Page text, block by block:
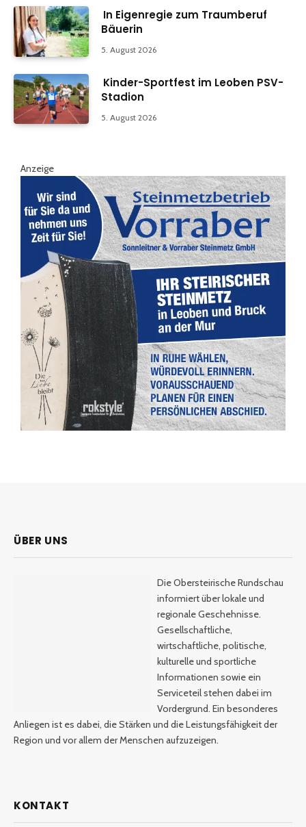
In Eigenregie zum Traumberuf
Bäuerin
5. August 2026
Kinder-Sportfest im Leoben PSV-
Stadion
5. August 2026
Anzeige
ÜBER UNS
Die Obersteirische Rundschau
informiert über lokale und
regionale Geschehnisse.
Gesellschaftliche,
wirtschaftliche, politische,
kulturelle und sportliche
Informationen sowie ein
Serviceteil stehen dabei im
Vordergrund. Ein besonderes
Anliegen ist es dabei, die Stärken und die Leistungsfähigkeit der
Region und vor allem der Menschen aufzuzeigen.
KONTAKT